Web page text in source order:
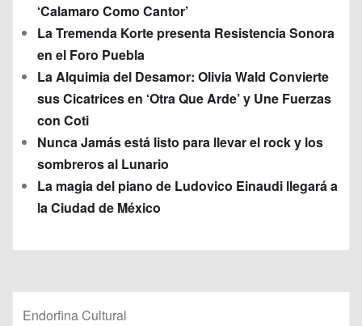
‘Calamaro Como Cantor’
La Tremenda Korte presenta Resistencia Sonora
en el Foro Puebla
La Alquimia del Desamor: Olivia Wald Convierte
sus Cicatrices en ‘Otra Que Arde’ y Une Fuerzas
con Coti
Nunca Jamás está listo para llevar el rock y los
sombreros al Lunario
La magia del piano de Ludovico Einaudi llegará a
la Ciudad de México
Endorfina Cultural